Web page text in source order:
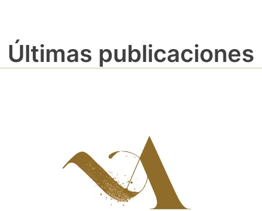
Últimas publicaciones